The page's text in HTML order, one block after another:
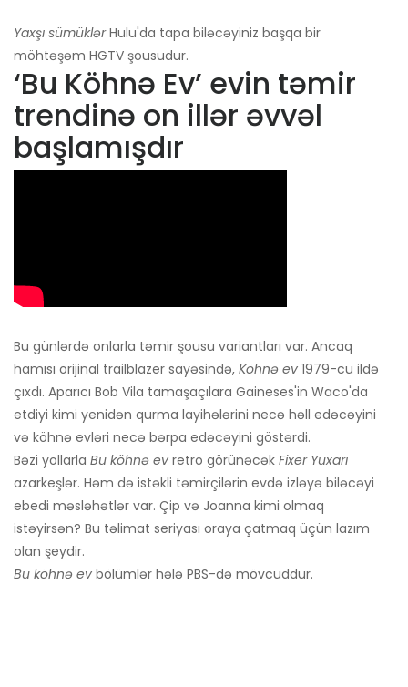
Yaxşı sümüklərHulu'da tapa biləcəyiniz başqa bir
möhtəşəm HGTV şousudur.
‘Bu Köhnə Ev’ evin təmir
trendinə on illər əvvəl
başlamışdır
Bu günlərdə onlarla təmir şousu variantları var. Ancaq
hamısı orijinal trailblazer sayəsində, Köhnə ev 1979-cu ildə
çıxdı. Aparıcı Bob Vila tamaşaçılara Gaineses'in Waco'da
etdiyi kimi yenidən qurma layihələrini necə həll edəcəyini
və köhnə evləri necə bərpa edəcəyini göstərdi.
Bəzi yollarla Bu köhnə ev retro görünəcək Fixer Yuxarı
azarkeşlər. Həm də istəkli təmirçilərin evdə izləyə biləcəyi
ebedi məsləhətlər var. Çip və Joanna kimi olmaq
istəyirsən? Bu təlimat seriyası oraya çatmaq üçün lazım
olan şeydir.
Bu köhnə ev bölümlər hələ PBS-də mövcuddur.